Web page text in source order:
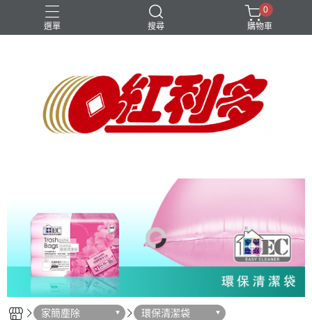
選單 搜尋
手壓 拖把組 旗艦系列 男鞋
0
購物車
家簡塵除 環保清潔袋